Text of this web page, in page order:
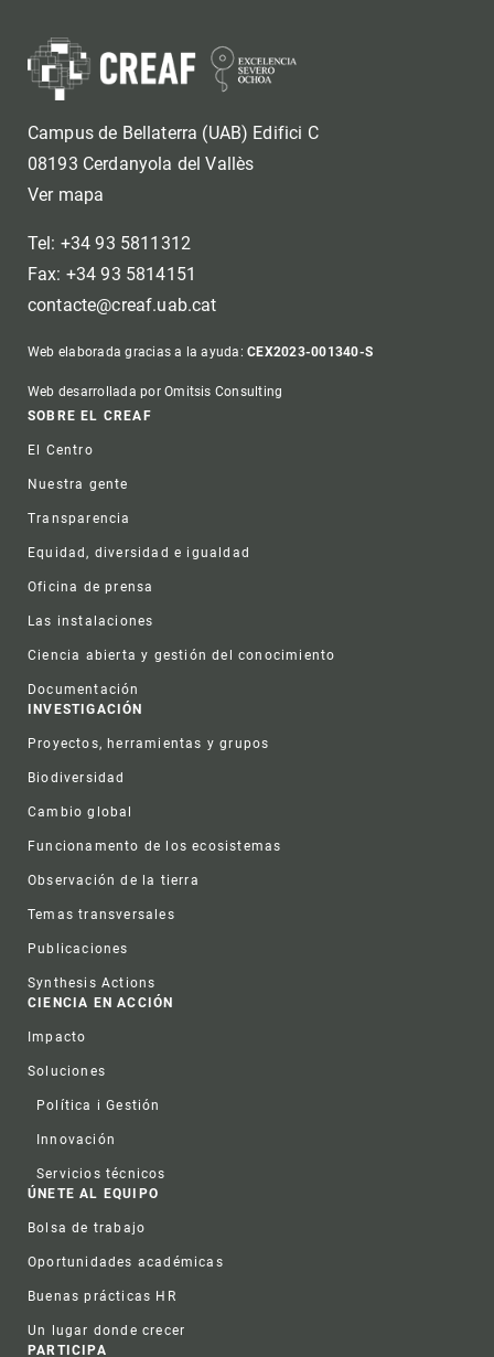
Campus de Bellaterra (UAB) Edifici C
08193 Cerdanyola del Vallès
Ver mapa
Tel: +34 93 5811312
Fax: +34 93 5814151
contacte@creaf.uab.cat
Web elaborada gracias a la ayuda:CEX2023-001340-S
Web desarrollada por Omitsis Consulting
Footer
SOBRE EL CREAF
El Centro
Nuestra gente
Transparencia
Equidad, diversidad e igualdad
Oficina de prensa
Las instalaciones
Ciencia abierta y gestión del conocimiento
Documentación
INVESTIGACIÓN
Proyectos, herramientas y grupos
Biodiversidad
Cambio global
Funcionamento de los ecosistemas
Observación de la tierra
Temas transversales
Publicaciones
Synthesis Actions
CIENCIA EN ACCIÓN
Impacto
Soluciones
Política i Gestión
Innovación
Servicios técnicos
ÚNETE AL EQUIPO
Bolsa de trabajo
Oportunidades académicas
Buenas prácticas HR
Un lugar donde crecer
PARTICIPA